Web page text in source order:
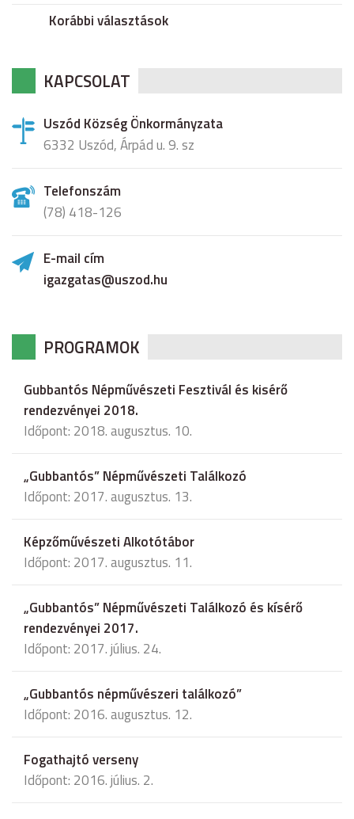
Korábbi választások
KAPCSOLAT
Uszód Község Önkormányzata
6332 Uszód, Árpád u. 9. sz
Telefonszám
(78) 418-126
E-mail cím
igazgatas@uszod.hu
PROGRAMOK
Gubbantós Népművészeti Fesztivál és kisérő
rendezvényei 2018.
Időpont: 2018. augusztus. 10.
„Gubbantós” Népművészeti Találkozó
Időpont: 2017. augusztus. 13.
Képzőművészeti Alkotótábor
Időpont: 2017. augusztus. 11.
„Gubbantós” Népművészeti Találkozó és kísérő
rendezvényei 2017.
Időpont: 2017. július. 24.
„Gubbantós népművészeri találkozó”
Időpont: 2016. augusztus. 12.
Fogathajtó verseny
Időpont: 2016. július. 2.